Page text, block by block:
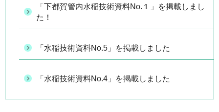
「下都賀管内水稲技術資料No.１」を掲載しまし
た！
「水稲技術資料No.5」を掲載しました
「水稲技術資料No.4」を掲載しました